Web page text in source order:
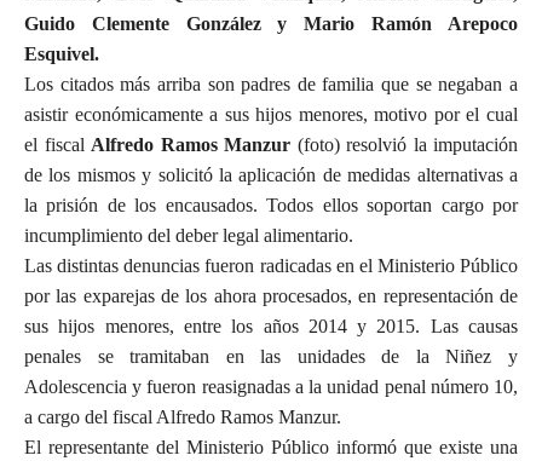
Guido Clemente González y Mario Ramón Arepoco
Esquivel.
Los citados más arriba son padres de familia que se negaban a
asistir económicamente a sus hijos menores, motivo por el cual
el fiscal Alfredo Ramos Manzur (foto) resolvió la imputación
de los mismos y solicitó la aplicación de medidas alternativas a
la prisión de los encausados. Todos ellos soportan cargo por
incumplimiento del deber legal alimentario.
Las distintas denuncias fueron radicadas en el Ministerio Público
por las exparejas de los ahora procesados, en representación de
sus hijos menores, entre los años 2014 y 2015. Las causas
penales se tramitaban en las unidades de la Niñez y
Adolescencia y fueron reasignadas a la unidad penal número 10,
a cargo del fiscal Alfredo Ramos Manzur.
El representante del Ministerio Público informó que existe una